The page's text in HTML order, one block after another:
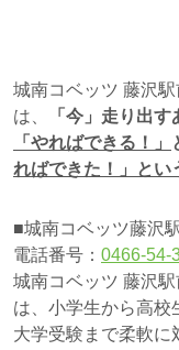
城南コベッツ 藤沢
は、
「今」走り出
「やればできる！」
ればできた！」
とい
■城南コベッツ藤沢
電話番号： 0466-54-
城南コベッツ 藤沢
は、小学生から高校
大学受験まで柔軟に